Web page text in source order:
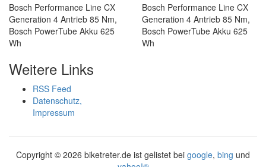
Bosch Performance Line CX
Generation 4 Antrieb 85 Nm,
Bosch PowerTube Akku 625
Wh
Bosch Performance Line CX
Generation 4 Antrieb 85 Nm,
Bosch PowerTube Akku 625
Wh
Weitere Links
RSS Feed
Datenschutz,
Impressum
Copyright © 2026 biketreter.de ist gelistet bei google, bing und